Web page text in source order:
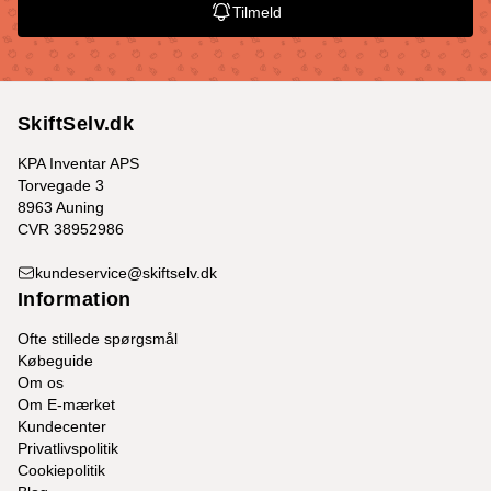
Tilmeld
SkiftSelv.dk
KPA Inventar APS
Torvegade 3
8963 Auning
CVR 38952986
kundeservice@skiftselv.dk
Information
Ofte stillede spørgsmål
Købeguide
Om os
Om E-mærket
Kundecenter
Privatlivspolitik
Cookiepolitik